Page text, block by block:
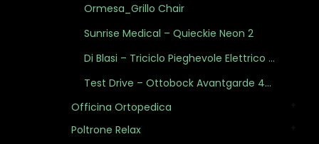
Ormesa_Grillo Chair
Sunrise Medical – Quieckie Neon 2
Di Blasi – Triciclo Pieghevole Elettrico R34
Test Drive – Ottobock Avantgarde 4DS/4DV
Officina Ortopedica
Poltrone Relax